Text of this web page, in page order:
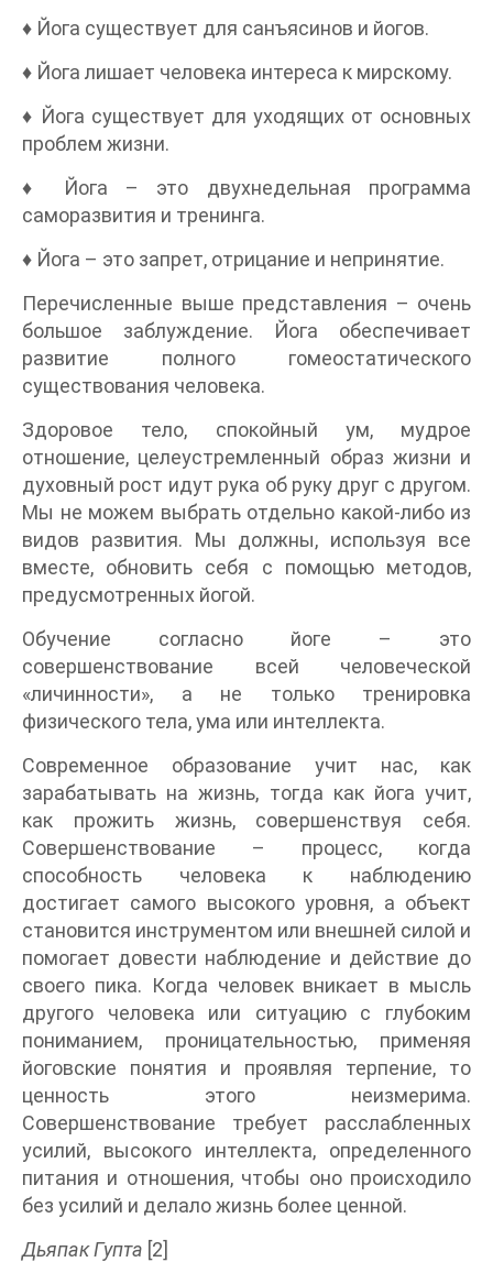
♦ Йога существует для санъясинов и йогов.
♦ Йога лишает человека интереса к мирскому.
♦ Йога существует для уходящих от основных
проблем жизни.
♦ Йога – это двухнедельная программа
саморазвития и тренинга.
♦ Йога – это запрет, отрицание и непринятие.
Перечисленные выше представления – очень
большое заблуждение. Йога обеспечивает
развитие полного гомеостатического
существования человека.
Здоровое тело, спокойный ум, мудрое
отношение, целеустремленный образ жизни и
духовный рост идут рука об руку друг с другом.
Мы не можем выбрать отдельно какой-либо из
видов развития. Мы должны, используя все
вместе, обновить себя с помощью методов,
предусмотренных йогой.
Обучение согласно йоге – это
совершенствование всей человеческой
«личинности», а не только тренировка
физического тела, ума или интеллекта.
Современное образование учит нас, как
зарабатывать на жизнь, тогда как йога учит,
как прожить жизнь, совершенствуя себя.
Совершенствование – процесс, когда
способность человека к наблюдению
достигает самого высокого уровня, а объект
становится инструментом или внешней силой и
помогает довести наблюдение и действие до
своего пика. Когда человек вникает в мысль
другого человека или ситуацию с глубоким
пониманием, проницательностью, применяя
йоговские понятия и проявляя терпение, то
ценность этого неизмерима.
Совершенствование требует расслабленных
усилий, высокого интеллекта, определенного
питания и отношения, чтобы оно происходило
без усилий и делало жизнь более ценной.
Дьяпак Гупта [2]